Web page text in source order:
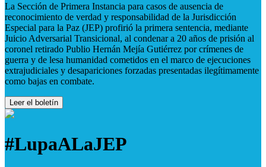
La Sección de Primera Instancia para casos de ausencia de
reconocimiento de verdad y responsabilidad de la Jurisdicción
Especial para la Paz (JEP) profirió la primera sentencia, mediante
Juicio Adversarial Transicional, al condenar a 20 años de prisión al
coronel retirado Publio Hernán Mejía Gutiérrez por crímenes de
guerra y de lesa humanidad cometidos en el marco de ejecuciones
extrajudiciales y desapariciones forzadas presentadas ilegítimamente
como bajas en combate.
Leer el boletín
#LupaALaJEP